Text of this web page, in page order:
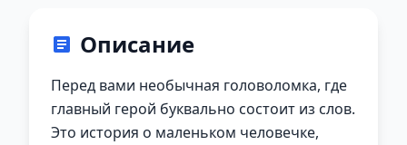
Описание
Перед вами необычная головоломка, где
главный герой буквально состоит из слов.
Это история о маленьком человечке,